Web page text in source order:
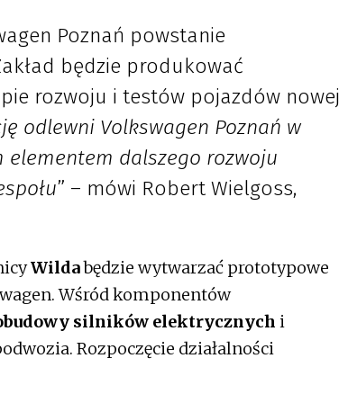
Poznań powstanie
będzie produkować
rozwoju i testów pojazdów nowej
odlewni Volkswagen Poznań w
elementem dalszego rozwoju
” – mówi Robert Wielgoss,
Wildabędzie wytwarzać prototypowe
Wśród komponentów
silników elektrycznych i
Rozpoczęcie działalności